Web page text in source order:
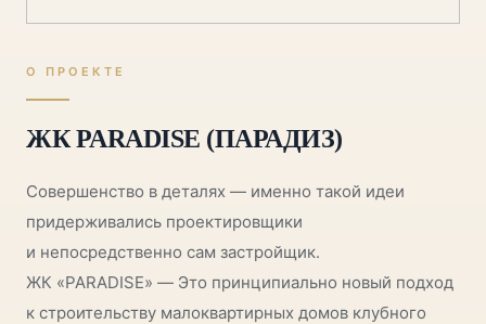
О ПРОЕКТЕ
ЖК PARADISE (ПАРАДИЗ)
Совершенство в деталях — именно такой идеи
придерживались проектировщики
и непосредственно сам застройщик.
ЖК «PARADISE» — Это принципиально новый подход
к строительству малоквартирных домов клубного